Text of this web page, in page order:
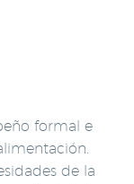
formal e
de la